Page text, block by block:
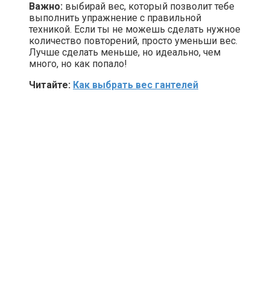
Важно: выбирай вес, который позволит тебе
выполнить упражнение с правильной
техникой. Если ты не можешь сделать нужное
количество повторений, просто уменьши вес.
Лучше сделать меньше, но идеально, чем
много, но как попало!
Читайте: Как выбрать вес гантелей